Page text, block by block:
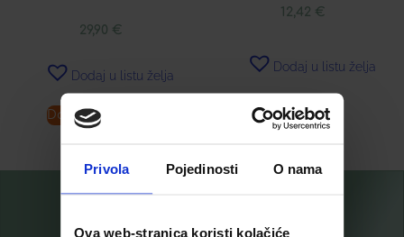
Privola Pojedinosti O nama
Ova web-stranica koristi kolačiće
29,90 €
Dodaj u listu želja
Dodaj u košaricu
12,42 €
Dodaj u listu želja
Pročitaj više